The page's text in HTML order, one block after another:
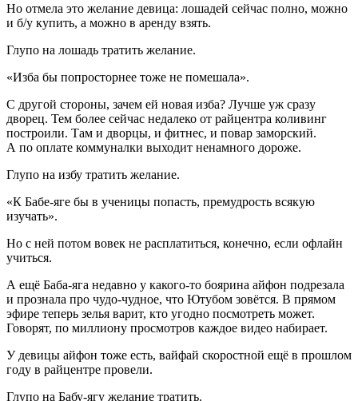
Но отмела это желание девица: лошадей сейчас полно, можно
и б/у купить, а можно в аренду взять.
Глупо на лошадь тратить желание.
«Изба бы попросторнее тоже не помешала».
С другой стороны, зачем ей новая изба? Лучше уж сразу
дворец. Тем более сейчас недалеко от райцентра коливинг
построили. Там и дворцы, и фитнес, и повар заморский.
А по оплате коммуналки выходит ненамного дороже.
Глупо на избу тратить желание.
«К Бабе-яге бы в ученицы попасть, премудрость всякую
изучать».
Но с ней потом вовек не расплатиться, конечно, если офлайн
учиться.
А ещё Баба-яга недавно у какого-то боярина айфон подрезала
и прознала про чудо-чудное, что Ютубом зовётся. В прямом
эфире теперь зелья варит, кто угодно посмотреть может.
Говорят, по миллиону просмотров каждое видео набирает.
У девицы айфон тоже есть, вайфай скоростной ещё в прошлом
году в райцентре провели.
Глупо на Бабу-ягу желание тратить.